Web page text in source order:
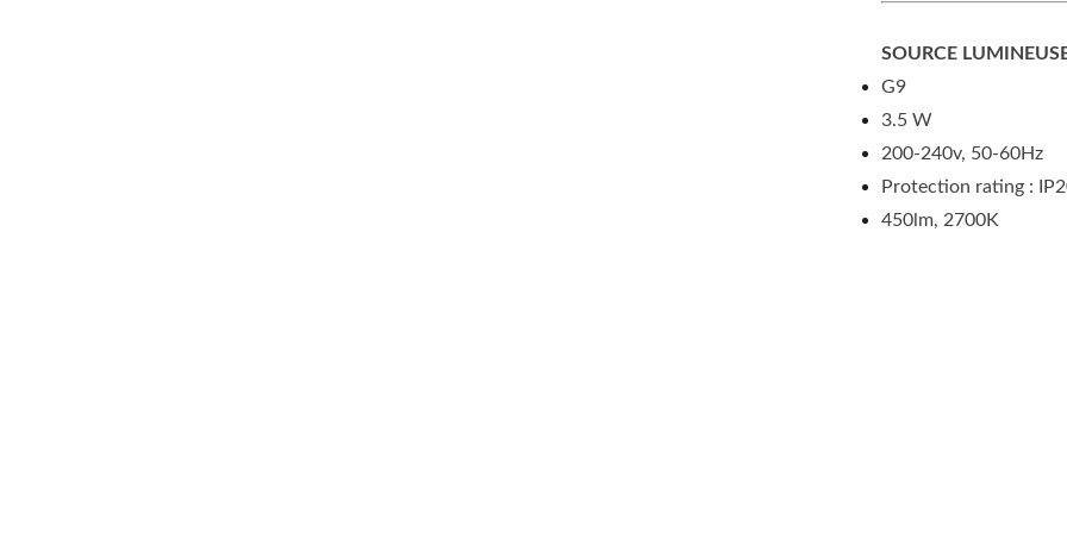
SOURCE
G9
3.5 W
200-240v, 50-60Hz
Protection rating :
450lm, 2700K